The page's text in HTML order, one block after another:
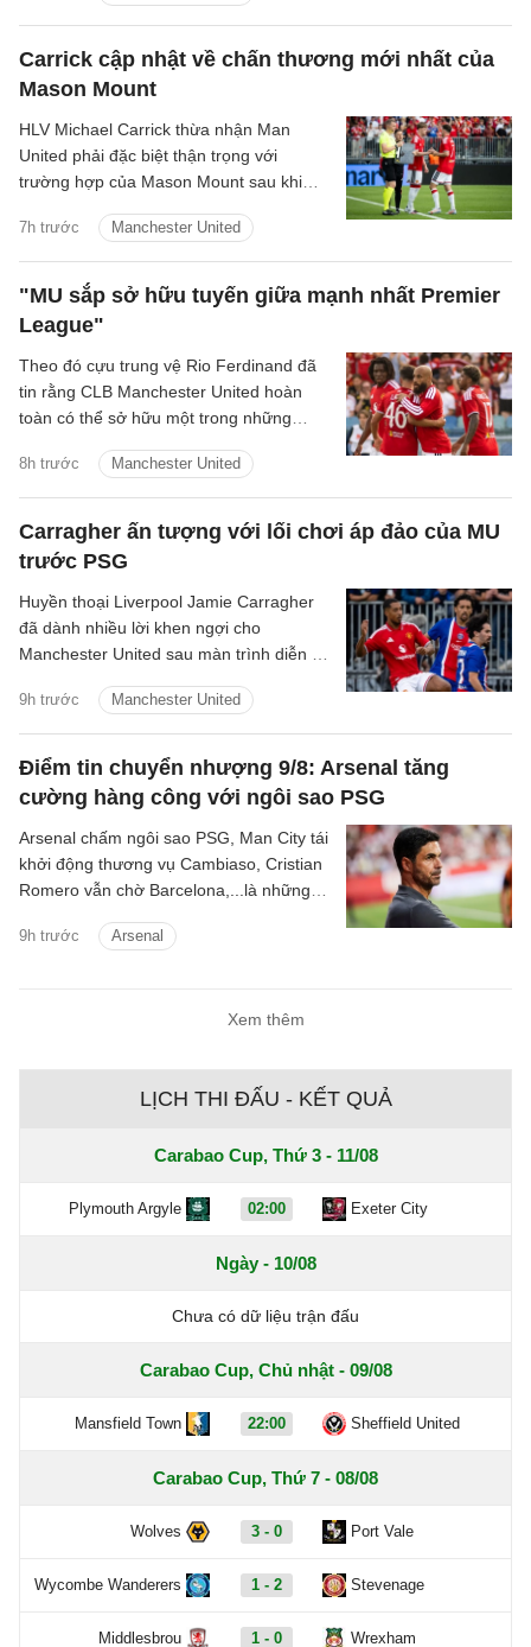
Carrick cập nhật về chấn thương mới nhất của
Mason Mount
7h trước Manchester United
HLV Michael Carrick thừa nhận Man
United phải đặc biệt thận trọng với
trường hợp của Mason Mount sau khi
vì vấn đề thể trạng trong trận hòa 1-1 với
PSG.
"MU sắp sở hữu tuyến giữa mạnh nhất Premier
League"
8h trước Manchester United
Theo đó cựu trung vệ Rio Ferdinand đã
tin rằng CLB Manchester United hoàn
toàn có thể sở hữu một trong những
sau khi chứng kiến sự ăn ý giữa Bruno
Fernandes và Youri Tielemans.
Carragher ấn tượng với lối chơi áp đảo của MU
trước PSG
9h trước Manchester United
Huyền thoại Liverpool Jamie Carragher
đã dành nhiều lời khen ngợi cho
Manchester United sau màn trình diễn ấn
hữu tiền mùa giải với Paris Saint-
Germain.
Điểm tin chuyển nhượng 9/8: Arsenal tăng
cường hàng công với ngôi sao PSG
9h trước Arsenal
Arsenal chấm ngôi sao PSG, Man City tái
khởi động thương vụ Cambiaso, Cristian
Romero vẫn chờ Barcelona,...là những
bóng đá sáng 9/8.
Xem thêm
LỊCH THI ĐẤU - KẾT QUẢ
Carabao Cup, Thứ 3 - 11/08
Plymouth Argyle 02:00 Exeter City
Ngày - 10/08
Chưa có dữ liệu trận đấu
Carabao Cup, Chủ nhật - 09/08
Mansfield Town 22:00 Sheffield United
Carabao Cup, Thứ 7 - 08/08
Wolves 3 - 0 Port Vale
Wycombe Wanderers 1 - 2 Stevenage
Middlesbrou 1 - 0 Wrexham